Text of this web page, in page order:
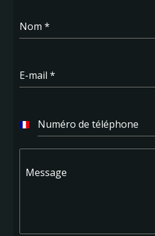
Nom*
E-mail*
Numéro de téléphone
F
Message